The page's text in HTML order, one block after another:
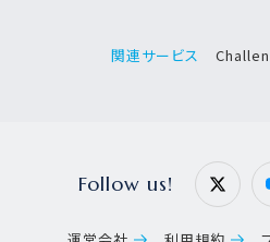
関連サービス
Follow us!